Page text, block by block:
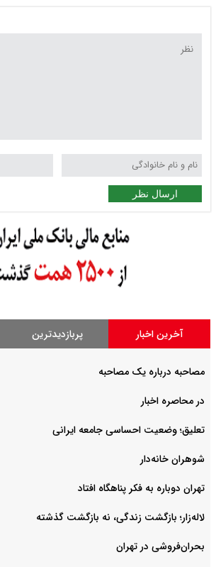
ارسال نظر
آخرین اخبار پربازدیدترین
مصاحبه درباره یک مصاحبه
در محاصره اخبار
تعلیق؛ وضعیت احساسی جامعه ایرانی
شوهران خانه‌دار
تهران دوباره به فکر پناهگاه افتاد
لاله‌زار؛ بازگشت زندگی، نه بازگشت گذشته
بحران‌فروشی در تهران